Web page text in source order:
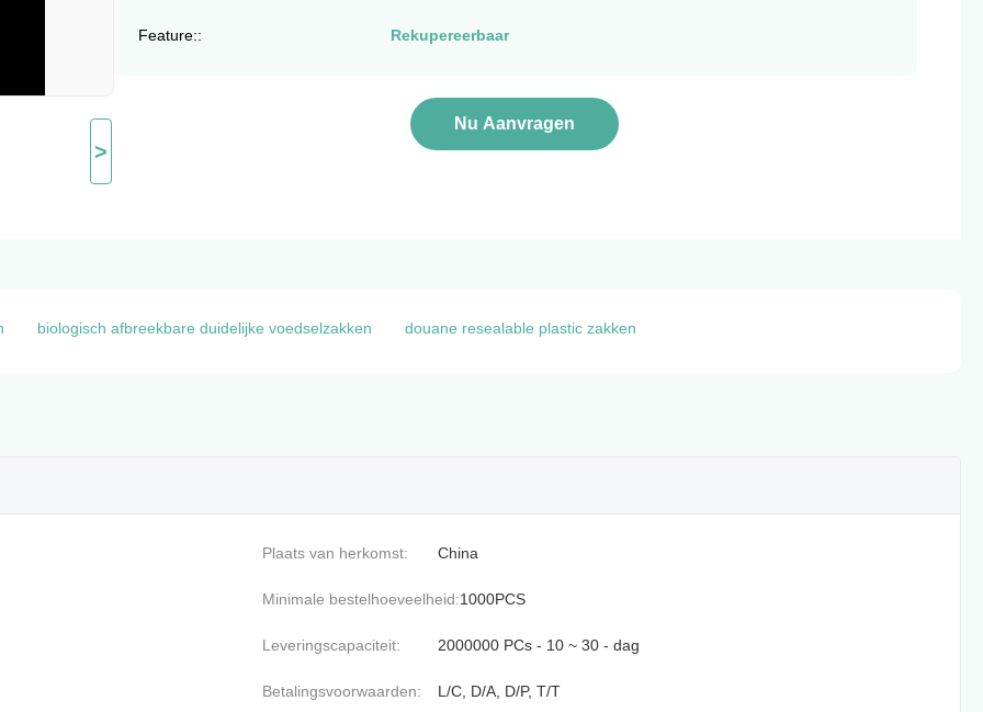
>
Feature:: Rekupereerbaar
Nu Aanvragen
biologisch afbreekbare duidelijke voedselzakken douane resealable plastic zakken
Plaats van herkomst: China
Minimale bestelhoeveelheid:1000PCS
Leveringscapaciteit: 2000000 PCs - 10 ~ 30 - dag
Betalingsvoorwaarden: L/C, D/A, D/P, T/T